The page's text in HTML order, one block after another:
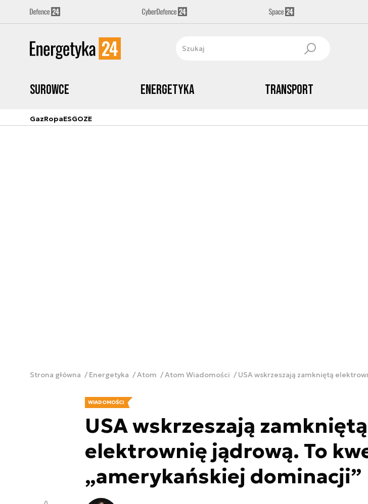
Surowce Energetyka Transport
GazRopaESGOZE
Strona główna Energetyka Atom Atom Wiadomości USA wskrzeszają zamkniętą
WIADOMOŚCI
USA wskrzeszają zamkniętą
elektrownię jądrową. To
„amerykańskiej dominacji”